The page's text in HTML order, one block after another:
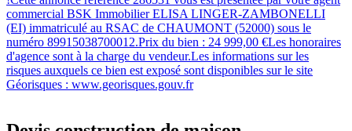
commercial BSK Immobilier ELISA LINGER-ZAMBONELLI
(EI) immatriculé au RSAC de CHAUMONT (52000) sous le
numéro 89915038700012.Prix du bien : 24 999,00 €Les honoraires
d'agence sont à la charge du vendeur.Les informations sur les
risques auxquels ce bien est exposé sont disponibles sur le site
Géorisques : www.georisques.gouv.fr